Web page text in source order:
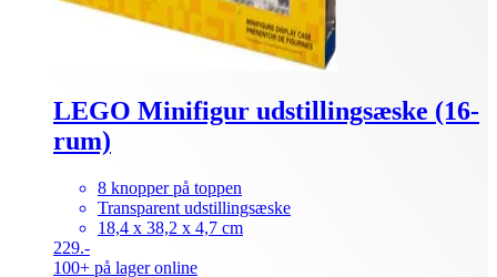
LEGO Minifigur udstillingsæske (16-
rum)
8 knopper på toppen
Transparent udstillingsæske
18,4 x 38,2 x 4,7 cm
229.-
100+ på lager online